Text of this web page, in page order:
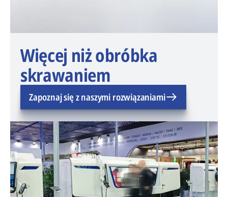
Więcej niż obróbka
skrawaniem
Zapoznaj się z naszymi rozwiązaniami